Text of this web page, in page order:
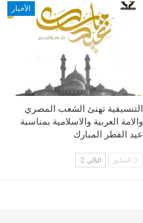
الأخبار
التنسيقية تهنئ الشعب المصري
والامة العربية والاسلامية بمناسبة
عيد الفطر المبارك
السابق التالي